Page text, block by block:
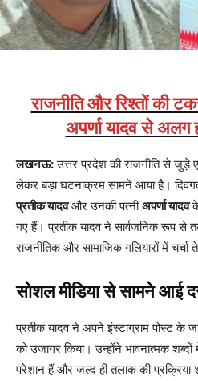
राजनीति और रिश्तों की
अपर्णा यादव से अलग
लखनऊ:उत्तर प्रदेश की राजनीति से जुड़े
लेकर बड़ा घटनाक्रम सामने आया है।
प्रतीक यादवऔर उनकी पत्नीअपर्णा यादवके
गए हैं। प्रतीक यादव ने सार्वजनिक रूप से
राजनीतिक और सामाजिक गलियारों में चर्चा
सोशल मीडिया से सामने आई
प्रतीक यादव ने अपने इंस्टाग्राम पोस्ट के
को उजागर किया। उन्होंने भावनात्मक
परेशान हैं और जल्द ही तलाक की प्रक्रिया